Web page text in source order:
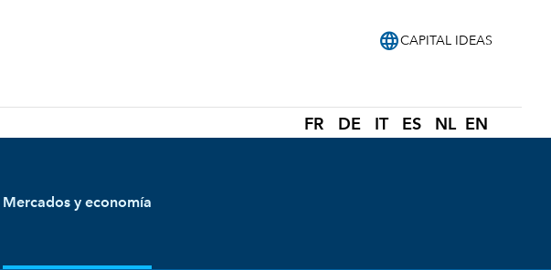
languageCAPITAL IDEAS
FR DE IT ES NL EN
Mercados y economía